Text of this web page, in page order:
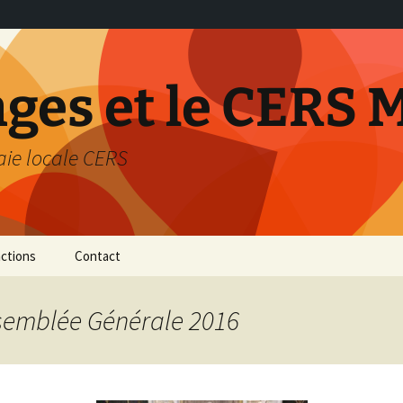
et le CERS
locale CERS
Contact
Générale 2016